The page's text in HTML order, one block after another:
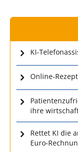
KI-
Online-
ihre
Rettet KI die
Euro-